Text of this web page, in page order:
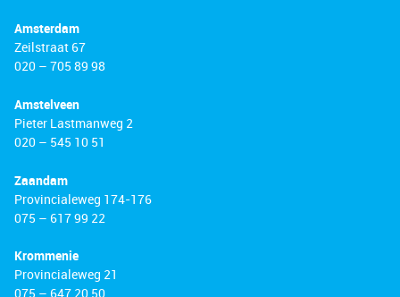
Amsterdam
Zeilstraat 67
020 – 705 89 98
Amstelveen
Pieter Lastmanweg 2
020 – 545 10 51
Zaandam
Provincialeweg 174-176
075 – 617 99 22
Krommenie
Provincialeweg 21
075 – 647 20 50